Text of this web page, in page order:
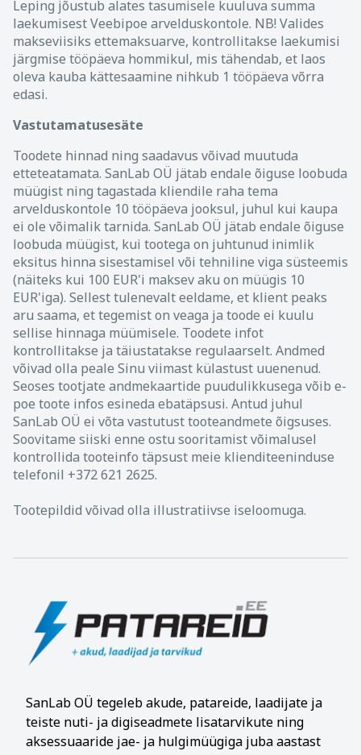
Leping jõustub alates tasumisele kuuluva summa
laekumisest Veebipoe arvelduskontole. NB! Valides
makseviisiks ettemaksuarve, kontrollitakse laekumisi
järgmise tööpäeva hommikul, mis tähendab, et laos
oleva kauba kättesaamine nihkub 1 tööpäeva võrra
edasi.
Vastutamatusesäte
Toodete hinnad ning saadavus võivad muutuda
etteteatamata. SanLab OÜ jätab endale õiguse loobuda
müügist ning tagastada kliendile raha tema
arvelduskontole 10 tööpäeva jooksul, juhul kui kaupa
ei ole võimalik tarnida. SanLab OÜ jätab endale õiguse
loobuda müügist, kui tootega on juhtunud inimlik
eksitus hinna sisestamisel või tehniline viga süsteemis
(näiteks kui 100 EUR'i maksev aku on müügis 10
EUR'iga). Sellest tulenevalt eeldame, et klient peaks
aru saama, et tegemist on veaga ja toode ei kuulu
sellise hinnaga müümisele. Toodete infot
kontrollitakse ja täiustatakse regulaarselt. Andmed
võivad olla peale Sinu viimast külastust uuenenud.
Seoses tootjate andmekaartide puudulikkusega võib e-
poe toote infos esineda ebatäpsusi. Antud juhul
SanLab OÜ ei võta vastutust tooteandmete õigsuses.
Soovitame siiski enne ostu sooritamist võimalusel
kontrollida tooteinfo täpsust meie klienditeeninduse
telefonil +372 621 2625.
Tootepildid võivad olla illustratiivse iseloomuga.
SanLab OÜ tegeleb akude, patareide, laadijate ja
teiste nuti- ja digiseadmete lisatarvikute ning
aksessuaaride jae- ja hulgimüügiga juba aastast